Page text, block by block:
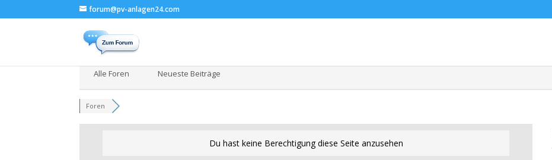
forum@pv-anlagen24.com
Alle Foren Neueste Beiträge
Foren
Du hast keine Berechtigung diese Seite anzusehen